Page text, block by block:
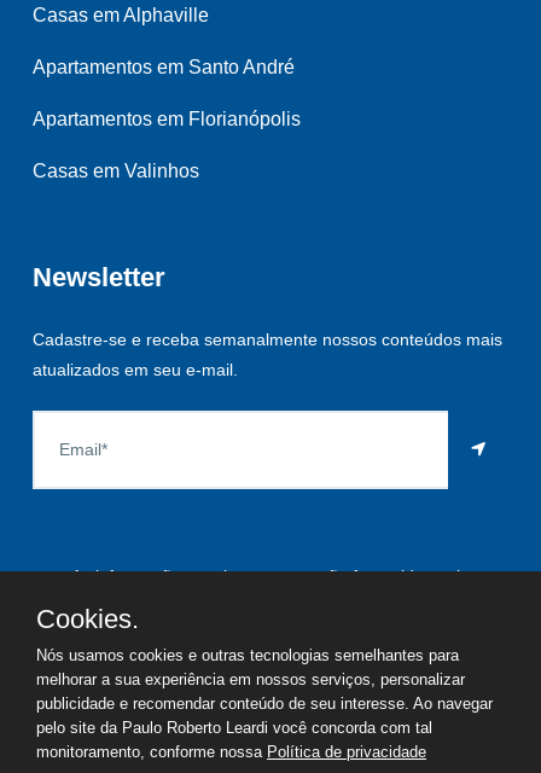
Casas em Alphaville
Apartamentos em Santo André
Apartamentos em Florianópolis
Casas em Valinhos
Newsletter
Cadastre-se e receba semanalmente nossos conteúdos mais
atualizados em seu e-mail.
As informações aqui constantes são fornecidas pelo
proprietário do imóvel e estão sujeitas a alteração a qualquer
©2026Copyright - Paulo Roberto Leardi | Todos os direitos
Cookies.
Nós usamos cookies e outras tecnologias semelhantes para
melhorar a sua experiência em nossos serviços, personalizar
publicidade e recomendar conteúdo de seu interesse. Ao navegar
pelo site da Paulo Roberto Leardi você concorda com tal
monitoramento, conforme nossa Política de privacidade